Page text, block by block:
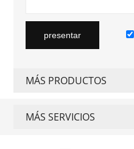
presentar
MÁS PRODUCTOS
MÁS SERVICIOS